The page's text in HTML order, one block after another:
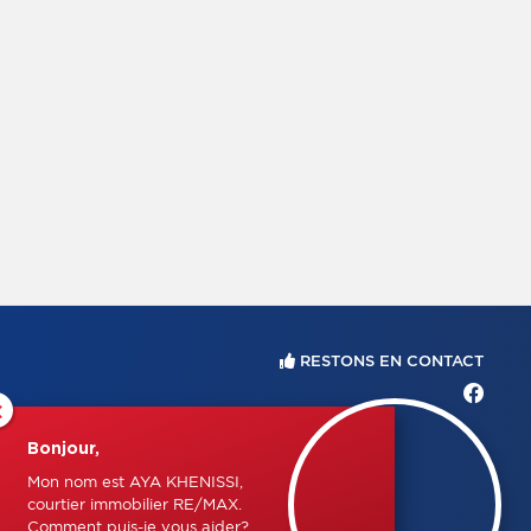
Bonjour,
Mon nom est AYA KHENISSI,
courtier immobilier RE/MAX.
RESTONS EN CONTACT